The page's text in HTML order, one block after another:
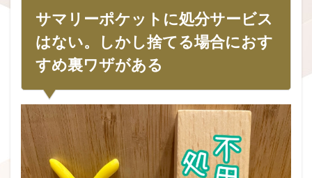
サマリーポケットに処分サービス
はない。しかし捨てる場合におす
すめ裏ワザがある